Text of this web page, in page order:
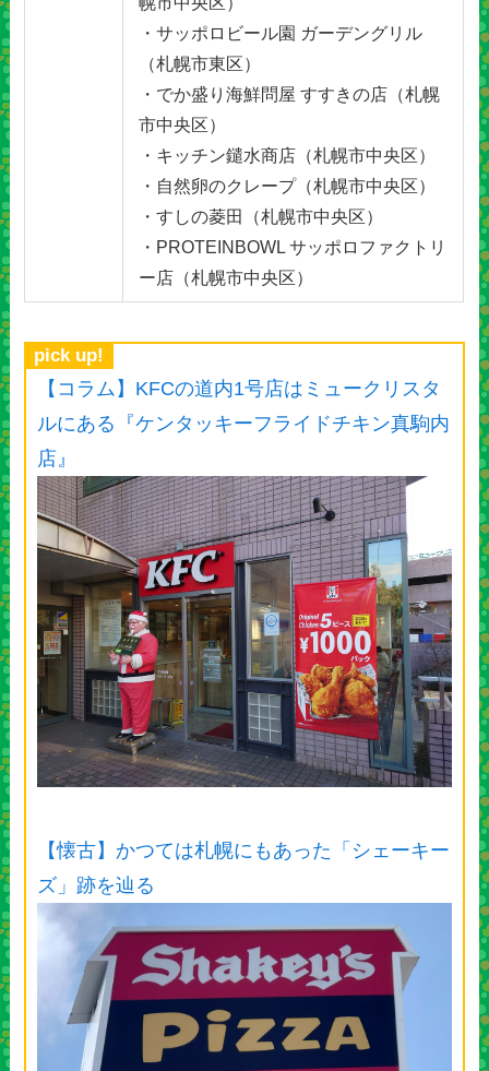
・サッポロビール園 ガーデングリル
（札幌市東区）
・でか盛り海鮮問屋 すすきの店（札幌
市中央区）
・キッチン鑓水商店（札幌市中央区）
・自然卵のクレープ（札幌市中央区）
・すしの菱田（札幌市中央区）
・PROTEINBOWL サッポロファクトリ
ー店（札幌市中央区）
pick up!
【コラム】KFCの道内1号店はミュークリスタ
ルにある『ケンタッキーフライドチキン真駒内
店』
【懐古】かつては札幌にもあった「シェーキー
ズ」跡を辿る